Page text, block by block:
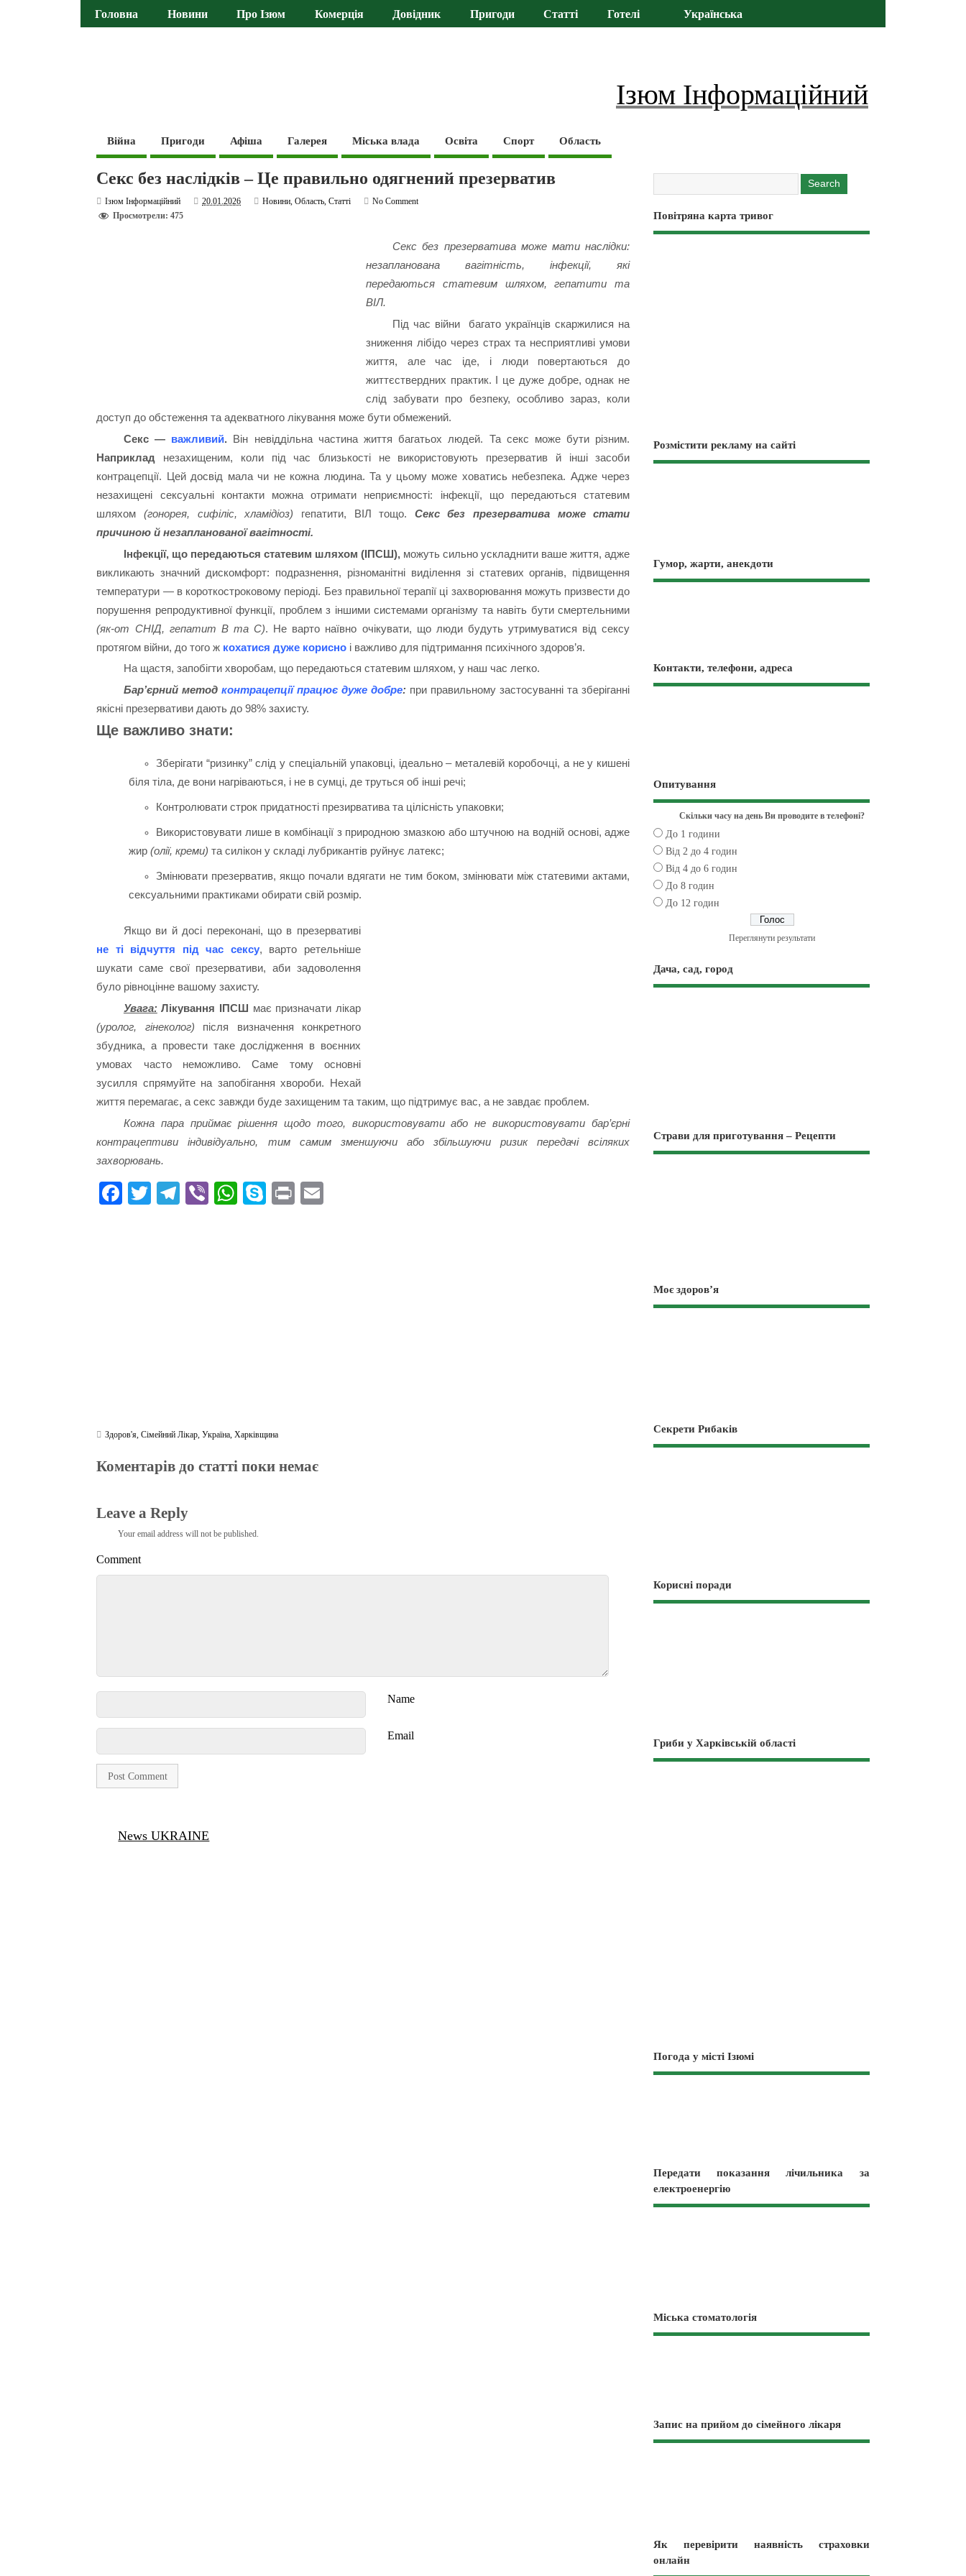
Головна Новини Про Ізюм Комерція Довідник Пригоди Статті Готелі Українська
Ізюм Інформаційний
Війна Пригоди Афіша Галерея Міська влада Освіта Спорт Область
Секс без наслідків – Це правильно одягнений презерватив
Ізюм Інформаційний 20.01.2026 Новини,Область,Статті
No Comment
Просмотрели: 475
Секс без презерватива може мати наслідки:
незапланована вагітність, інфекції, які
передаються статевим шляхом, гепатити та
ВІЛ.
Під час війни багато українців скаржилися на
зниження лібідо через страх та несприятливі умови
життя, але час іде, і люди повертаються до
життєствердних практик. І це дуже добре, однак не
слід забувати про безпеку, особливо зараз, коли
доступ до обстеження та адекватного лікування може бути обмежений.
Секс — важливий. Він невіддільна частина життя багатьох людей. Та секс може бути різним.
Наприклад незахищеним, коли під час близькості не використовують презерватив й інші засоби
контрацепції. Цей досвід мала чи не кожна людина. Та у цьому може ховатись небезпека. Адже через
незахищені сексуальні контакти можна отримати неприємності: інфекції, що передаються статевим
шляхом(гонорея, сифіліс, хламідіоз) гепатити, ВІЛ тощо. Секс без презерватива може стати
причиною й незапланованої вагітності.
Інфекції, що передаються статевим шляхом (ІПСШ), можуть сильно ускладнити ваше життя, адже
викликають значний дискомфорт: подразнення, різноманітні виділення зі статевих органів, підвищення
температури — в короткостроковому періоді. Без правильної терапії ці захворювання можуть призвести до
порушення репродуктивної функції, проблем з іншими системами організму та навіть бути смертельними
(як-от СНІД, гепатит B та С). Не варто наївно очікувати, що люди будуть утримуватися від сексу
протягом війни, до того ж кохатися дуже корисно і важливо для підтримання психічного здоров’я.
На щастя, запобігти хворобам, що передаються статевим шляхом, у наш час легко.
Бар’єрний метод контрацепції працює дуже добре: при правильному застосуванні та зберіганні
якісні презервативи дають до 98% захисту.
Ще важливо знати:
Зберігати “ризинку” слід у спеціальній упаковці, ідеально – металевій коробочці, а не у кишені
біля тіла, де вони нагріваються, і не в сумці, де труться об інші речі;
Контролювати строк придатності презирватива та цілісність упаковки;
Використовувати лише в комбінації з природною змазкою або штучною на водній основі, адже
жир (олії, креми) та силікон у складі лубрикантів руйнує латекс;
Змінювати презерватив, якщо почали вдягати не тим боком, змінювати між статевими актами,
сексуальними практиками обирати свій розмір.
Якщо ви й досі переконані, що в презервативі
не ті відчуття під час сексу, варто ретельніше
шукати саме свої презервативи, аби задоволення
було рівноцінне вашому захисту.
Увага: Лікування ІПСШ має призначати лікар
(уролог, гінеколог) після визначення конкретного
збудника, а провести таке дослідження в воєнних
умовах часто неможливо. Саме тому основні
зусилля спрямуйте на запобігання хвороби. Нехай
життя перемагає, а секс завжди буде захищеним та таким, що підтримує вас, а не завдає проблем.
Кожна пара приймає рішення щодо того, використовувати або не використовувати бар’єрні
контрацептиви індивідуально, тим самим зменшуючи або збільшуючи ризик передачі всіляких
захворювань.
Fa T
Te Vi
W
S
Pr
Здоров'я ,Сімейний Лікар ,Україна ,Харківщина
Коментарів до статті поки немає
Leave a Reply
Your email address will not be published.
Comment
Name
Email
News UKRAINE
Повітряна карта тривог
Розмістити рекламу на сайті
Гумор, жарти, анекдоти
Контакти, телефони, адреса
Опитування
Скільки часу на день Ви проводите в телефоні?
До 1 години
Від 2 до 4 годин
Від 4 до 6 годин
До 8 годин
До 12 годин
Переглянути результати
Дача, сад, город
Страви для приготування – Рецепти
Моє здоров’я
Секрети Рибаків
Корисні поради
Гриби у Харківській області
Погода у місті Ізюмі
Передати показання лічильника за
електроенергію
Міська стоматологія
Запис на прийом до сімейного лікаря
Як перевірити наявність страховки
онлайн